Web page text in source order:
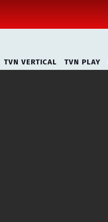
TVN VERTICAL TVN PLAY